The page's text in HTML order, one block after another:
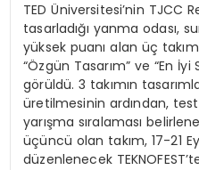
TED Üniversitesi’nin TJCC
tasarladığı yanma odası,
yüksek puanı alan üç
“Özgün Tasarım” ve “En
görüldü. 3 takımın
üretilmesinin ardından,
yarışma sıralaması
üçüncü olan takım, 17-21
düzenlenecek